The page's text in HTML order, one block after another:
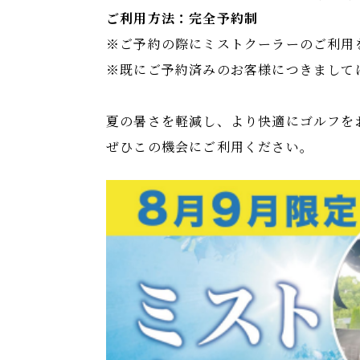
ご利用方法：完全予約制
※ご予約の際にミストクーラーのご利用
※既にご予約済みのお客様につきまし
夏の暑さを軽減し、より快適にゴルフ
ぜひこの機会にご利用ください。